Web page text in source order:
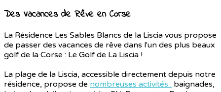
Des Vacances de Rêve en Corse
La Résidence Les Sables Blancs de la Liscia vous propose
de passer des vacances de rêve dans l'un des plus beaux
golf de la Corse : Le Golf de La Liscia !
La plage de la Liscia, accessible directement depuis notre
résidence, propose de nombreuses activités : baignades,